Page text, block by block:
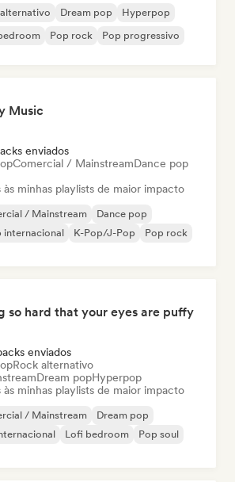
Dream pop
Hyperpop
Pop rock Pop progressivo
Music
enviados
Comercial / MainstreamDance pop
minhas playlists de maior impacto
/ Mainstream
Dance pop
internacional K-Pop/J-Pop
Pop rock
so hard that your eyes are puffy
enviados
Rock alternativo
Dream popHyperpop
minhas playlists de maior impacto
/ Mainstream
Dream pop
Lofi bedroom
Pop soul